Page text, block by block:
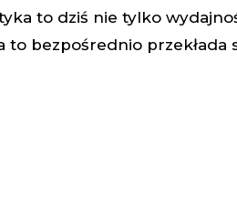
to dziś nie tylko
to bezpośrednio przekłada